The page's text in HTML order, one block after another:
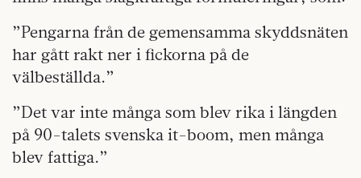
”Pengarna från de gemensamma skyddsnäten
har gått rakt ner i fickorna på de
välbeställda.”
”Det var inte många som blev rika i längden
på 90-talets svenska it-boom, men många
blev fattiga.”